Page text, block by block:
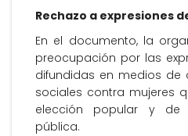
Rechazo a expresiones
En el documento, la
preocupación por las
difundidas en medios de
sociales contra mujeres
elección popular y de
pública.